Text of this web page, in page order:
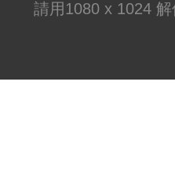
請用1080 x 1024